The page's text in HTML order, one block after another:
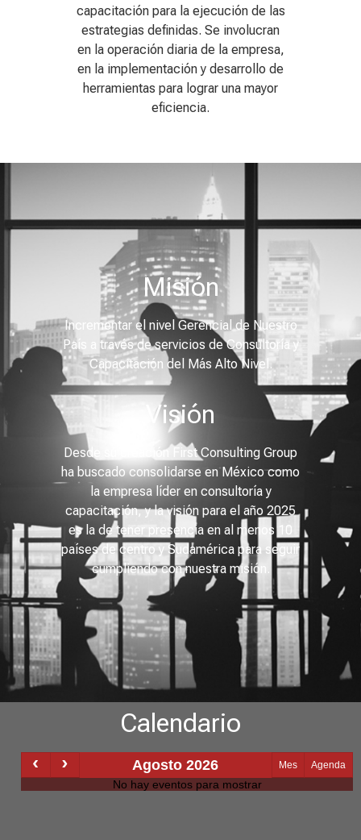
capacitación para la ejecución de las
estrategias definidas. Se involucran
en la operación diaria de la empresa,
en la implementación y desarrollo de
herramientas para lograr una mayor
eficiencia.
Misión
Incrementar el nivel Gerencial de Nuestro
País a través de servicios de Consultoría y
Capacitación del Más Alto Nivel.
Visión
Desde su creación First Consulting Group
ha buscado consolidarse en México como
la empresa líder en consultoría y
capacitación, y la visión para el año 2025
es la de tener presencia en al menos 10
países de centro y Sudamérica para seguir
cumpliendo con nuestra misión.
Calendario